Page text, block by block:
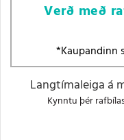
Verð með
*Kaupandinn
Langtímaleiga á
Kynntu þér